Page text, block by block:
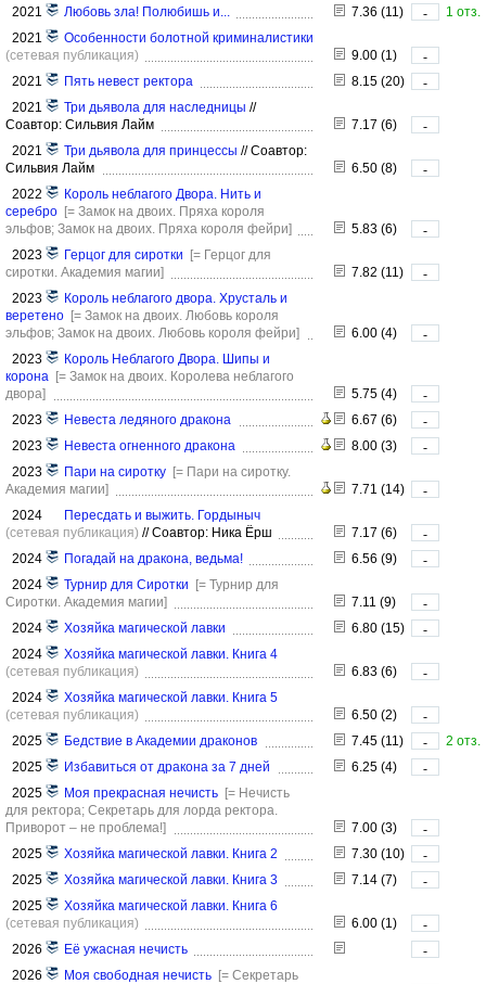
2021
Любовь зла! Полюбишь и... 7.36 (11) -
1 отз.
2021
Особенности болотной криминалистики
(сетевая публикация)
9.00 (1)
-
2021
Пять невест ректора 8.15 (20)
-
2021
Три дьявола для наследницы //
Соавтор: Сильвия Лайм
7.17 (6)
-
2021
Три дьявола для принцессы //Соавтор:
Сильвия Лайм
6.50 (8)
-
2022
Король неблагого Двора. Нить и
серебро [= Замок на двоих. Пряха короля
эльфов; Замок на двоих. Пряха короля фейри]
5.83 (6)
-
2023
Герцог для сиротки
[= Герцог для
сиротки. Академия магии]
7.82 (11)
-
2023
Король неблагого двора. Хрусталь и
веретено [= Замок на двоих. Любовь короля
эльфов; Замок на двоих. Любовь короля фейри]
6.00 (4)
-
2023
Король Неблагого Двора. Шипы и
корона [= Замок на двоих. Королева неблагого
двора]
5.75 (4)
-
2023
Невеста ледяного дракона 6.67 (6)
-
2023
Невеста огненного дракона 8.00 (3)
-
2023
Пари на сиротку [= Пари на сиротку.
Академия магии]
7.71 (14)
-
2024
Пересдать и выжить. Гордыныч
(сетевая публикация) //Соавтор: Ника Ёрш 7.17 (6)
-
2024
Погадай на дракона, ведьма! 6.56 (9)
-
2024
Турнир для Сиротки
[= Турнир для
Сиротки. Академия магии]
7.11 (9)
-
2024
Хозяйка магической лавки 6.80 (15)
-
2024
Хозяйка магической лавки. Книга 4
(сетевая публикация)
6.83 (6)
-
2024
Хозяйка магической лавки. Книга 5
(сетевая публикация)
6.50 (2)
-
2025
Бедствие в Академии драконов 7.45 (11) -
2 отз.
2025
Избавиться от дракона за 7 дней 6.25 (4)
-
2025
Моя прекрасная нечисть [= Нечисть
для ректора; Секретарь для лорда ректора.
Приворот – не проблема!]
7.00 (3)
-
2025
Хозяйка магической лавки. Книга 2 7.30 (10)
-
2025
Хозяйка магической лавки. Книга 3 7.14 (7)
-
2025
Хозяйка магической лавки. Книга 6
(сетевая публикация)
6.00 (1)
-
2026
Её ужасная нечисть
-
2026
Моя свободная нечисть [= Секретарь